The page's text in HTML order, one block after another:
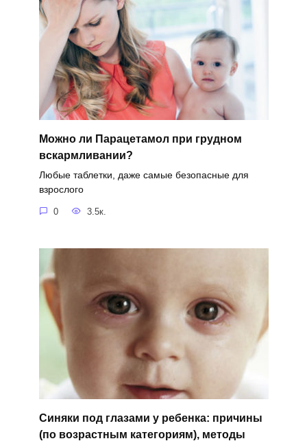
Можно ли Парацетамол при грудном
вскармливании?
Любые таблетки, даже самые безопасные для
взрослого
0 3.5к.
Синяки под глазами у ребенка: причины
(по возрастным категориям), методы